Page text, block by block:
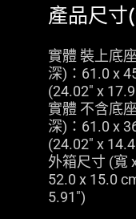
產品尺寸
實體 裝上底
深)：61.0 x
(24.02" x
實體 不含底
深)：61.0 x
(24.02" x
外箱尺寸 (寬
52.0 x 15.0
5.91")